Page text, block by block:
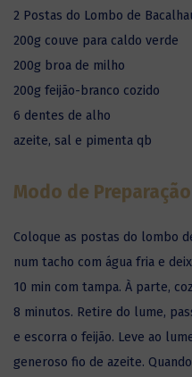
2 Postas do Lombo de
200g couve para caldo verde
200g broa de milho
200g feijão-branco cozido
6 dentes de alho
azeite, sal e pimenta qb
Modo de Preparação
Coloque as postas do lombo
num tacho com água fria e
10 min com tampa. À parte,
8 minutos. Retire do lume,
e escorra o feijão. Leve ao
generoso fio de azeite.